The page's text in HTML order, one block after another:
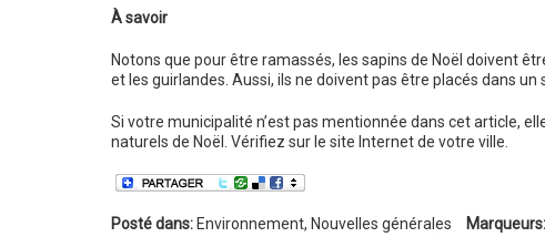
À savoir
Notons que pour être ramassés, les sapins de Noël doivent
et les guirlandes. Aussi, ils ne doivent pas être placés dans un
Si votre municipalité n’est pas mentionnée dans cet article,
naturels de Noël. Vérifiez sur le site Internet de votre ville.
Posté dans: Environnement, Nouvelles générales Marqueurs: